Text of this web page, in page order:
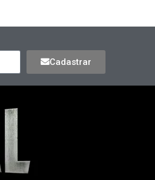
Cadastrar